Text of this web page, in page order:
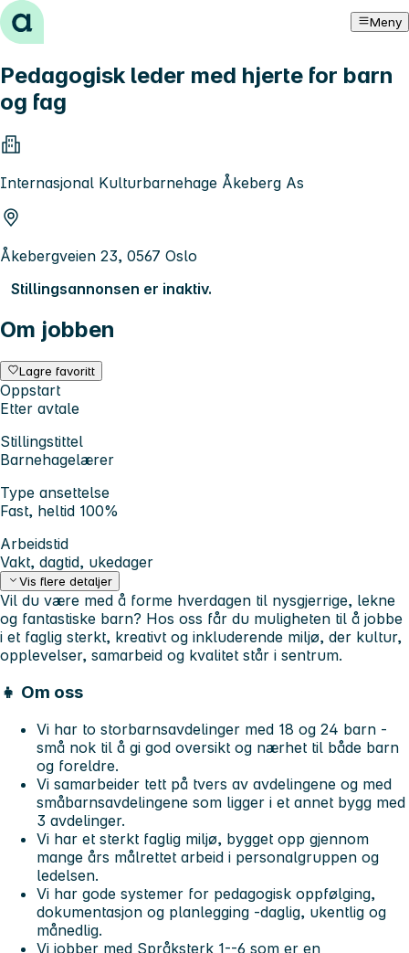
Hopp til innhold Meny
Pedagogisk leder med hjerte for barn
og fag
Internasjonal Kulturbarnehage Åkeberg As
Åkebergveien 23, 0567 Oslo
Stillingsannonsen er inaktiv.
Om jobben
Lagre favoritt
Oppstart
Etter avtale
Stillingstittel
Barnehagelærer
Type ansettelse
Fast, heltid 100%
Arbeidstid
Vakt, dagtid, ukedager
Vis flere detaljer
Vil du være med å forme hverdagen til nysgjerrige, lekne
og fantastiske barn? Hos oss får du muligheten til å jobbe
i et faglig sterkt, kreativt og inkluderende miljø, der kultur,
opplevelser, samarbeid og kvalitet står i sentrum.
👧 Om oss
Vi har to storbarnsavdelinger med 18 og 24 barn -
små nok til å gi god oversikt og nærhet til både barn
og foreldre.
Vi samarbeider tett på tvers av avdelingene og med
småbarnsavdelingene som ligger i et annet bygg med
3 avdelinger.
Vi har et sterkt faglig miljø, bygget opp gjennom
mange års målrettet arbeid i personalgruppen og
ledelsen.
Vi har gode systemer for pedagogisk oppfølging,
dokumentasjon og planlegging -daglig, ukentlig og
månedlig.
Vi jobber med Språksterk 1--6 som er en